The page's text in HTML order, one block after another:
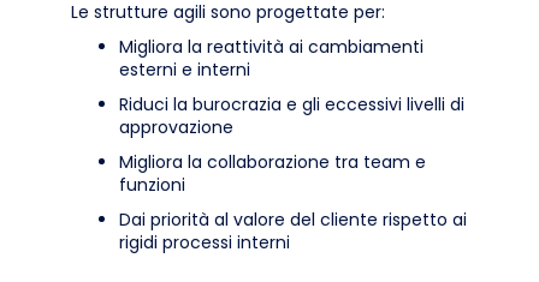
Le strutture agili sono progettate per:
Migliora la reattività ai cambiamenti
esterni e interni
Riduci la burocrazia e gli eccessivi livelli di
approvazione
Migliora la collaborazione tra team e
funzioni
Dai priorità al valore del cliente rispetto ai
rigidi processi interni